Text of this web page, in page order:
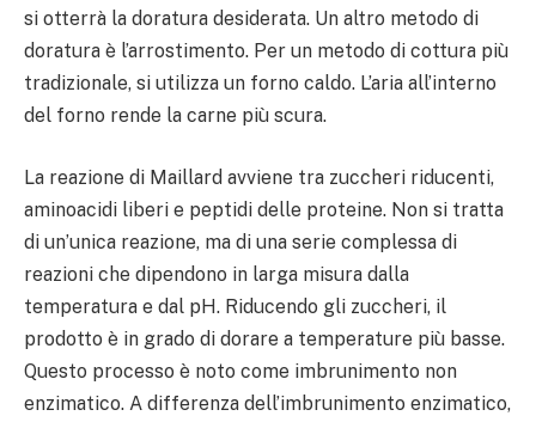
si otterrà la doratura desiderata. Un altro metodo di
doratura è l’arrostimento. Per un metodo di cottura più
tradizionale, si utilizza un forno caldo. L’aria all’interno
del forno rende la carne più scura.
La reazione di Maillard avviene tra zuccheri riducenti,
aminoacidi liberi e peptidi delle proteine. Non si tratta
di un’unica reazione, ma di una serie complessa di
reazioni che dipendono in larga misura dalla
temperatura e dal pH. Riducendo gli zuccheri, il
prodotto è in grado di dorare a temperature più basse.
Questo processo è noto come imbrunimento non
enzimatico. A differenza dell’imbrunimento enzimatico,